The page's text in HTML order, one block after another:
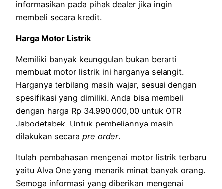
informasikan pada pihak dealer jika ingin
membeli secara kredit.
Harga Motor Listrik
Memiliki banyak keunggulan bukan berarti
membuat motor listrik ini harganya selangit.
Harganya terbilang masih wajar, sesuai dengan
spesifikasi yang dimiliki. Anda bisa membeli
dengan harga Rp 34.990.000,00 untuk OTR
Jabodetabek. Untuk pembeliannya masih
dilakukan secara pre order.
Itulah pembahasan mengenai motor listrik terbaru
yaitu Alva One yang menarik minat banyak orang.
Semoga informasi yang diberikan mengenai